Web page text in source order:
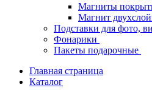
Магниты
Магнит
Подставки для фото,
Фонарики
Пакеты подарочные
Главная страница
Каталог